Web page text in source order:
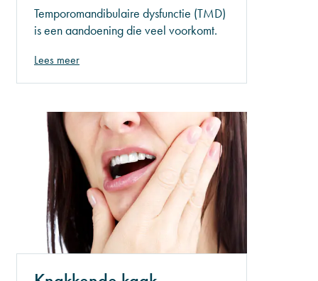
Temporomandibulaire dysfunctie (TMD)
is een aandoening die veel voorkomt.
functionaliteit van de kaak minder
wordt. Denk hierbij aan kauwen of
Lees meer